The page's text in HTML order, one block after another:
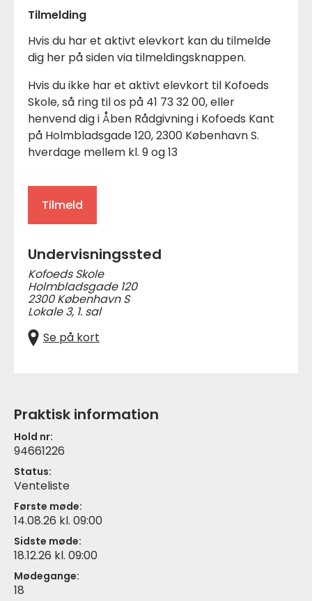
Tilmelding
Hvis du har et aktivt elevkort kan du tilmelde
dig her på siden via tilmeldingsknappen.
Hvis du ikke har et aktivt elevkort til Kofoeds
Skole, så ring til os på 41 73 32 00, eller
henvend dig i Åben Rådgivning i Kofoeds Kant
på Holmbladsgade 120, 2300 København S.
hverdage mellem kl. 9 og 13
Tilmeld
Undervisningssted
Kofoeds Skole
Holmbladsgade 120
2300 København S
Lokale 3, 1. sal
Se på kort
Praktisk information
Hold nr:
94661226
Status:
Venteliste
Første møde:
14.08.26 kl. 09:00
Sidste møde:
18.12.26 kl. 09:00
Mødegange:
18